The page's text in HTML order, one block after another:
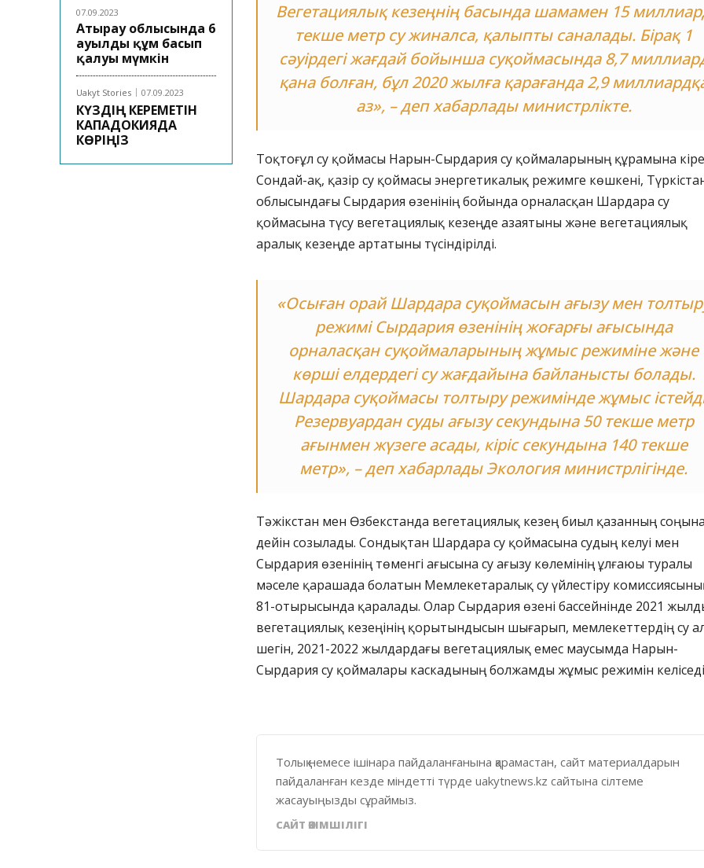
07.09.2023
Атырау облысында 6
ауылды құм басып
қалуы мүмкін
Uakyt Stories 07.09.2023
КҮЗДІҢ КЕРЕМЕТІН
КАПАДОКИЯДА
КӨРІҢІЗ
Вегетациялық кезеңнің басында шамамен 15
текше метр су жиналса, қалыпты саналады. Бірақ 1
сәуірдегі жағдай бойынша суқоймасында 8,7
қана болған, бұл 2020 жылға қарағанда 2,9
аз», – деп хабарлады министрлікте.
Тоқтоғұл су қоймасы Нарын-Сырдария су қоймаларының құрамына
Сондай-ақ, қазір су қоймасы энергетикалық режимге көшкені,
облысындағы Сырдария өзенінің бойында орналасқан Шардара су
қоймасына түсу вегетациялық кезеңде азаятыны және вегетациялық
аралық кезеңде артатыны түсіндірілді.
«Осыған орай Шардара суқоймасын ағызу мен
режимі Сырдария өзенінің жоғарғы ағысында
орналасқан суқоймаларының жұмыс режиміне және
көрші елдердегі су жағдайына байланысты болады.
Шардара суқоймасы толтыру режимінде жұмыс
Резервуардан суды ағызу секундына 50 текше метр
ағынмен жүзеге асады, кіріс секундына 140 текше
метр», – деп хабарлады Экология министрлігінде.
Тәжікстан мен Өзбекстанда вегетациялық кезең биыл қазанның соңына
дейін созылады. Сондықтан Шардара су қоймасына судың келуі мен
Сырдария өзенінің төменгі ағысына су ағызу көлемінің ұлғаюы туралы
мәселе қарашада болатын Мемлекетаралық су үйлестіру
81-отырысында қаралады. Олар Сырдария өзені бассейнінде 2021
вегетациялық кезеңінің қорытындысын шығарып, мемлекеттердің су
шегін, 2021-2022 жылдардағы вегетациялық емес маусымда Нарын-
Сырдария су қоймалары каскадының болжамды жұмыс режимін
Толық немесе ішінара пайдаланғанына қарамастан, сайт материалдарын
пайдаланған кезде міндетті түрде uakytnews.kz сайтына сілтеме
жасауыңызды сұраймыз.
САЙТ ӘКІМШІЛІГІ